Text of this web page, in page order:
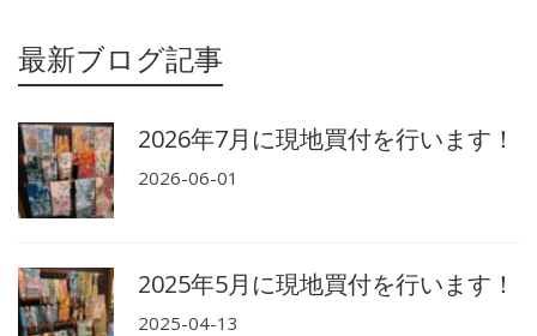
最新ブログ記事
2026年7月に現地買付を行います！
2026-06-01
2025年5月に現地買付を行います！
2025-04-13